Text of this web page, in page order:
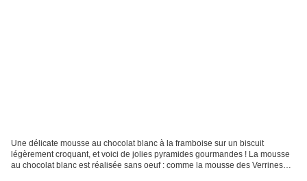
Une délicate mousse au chocolat blanc à la framboise sur un biscuit
légèrement croquant, et voici de jolies pyramides gourmandes ! La mousse
au chocolat blanc est réalisée sans oeuf : comme la mousse des Verrines